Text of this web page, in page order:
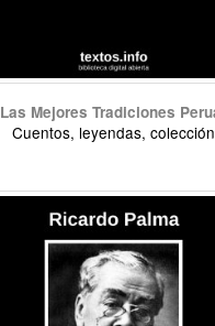
Las Mejores Tradiciones
Cuentos, leyendas, colección